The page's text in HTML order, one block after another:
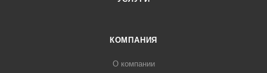
КОМПАНИЯ
О компании